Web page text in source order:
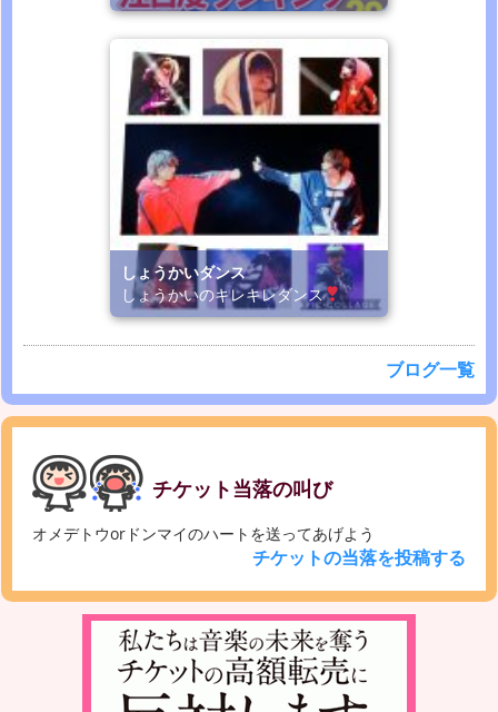
しょうかいダンス
しょうかいのキレキレダンス
ブログ一覧
チケット当落の叫び
オメデトウorドンマイのハートを送ってあげよう
チケットの当落を投稿する